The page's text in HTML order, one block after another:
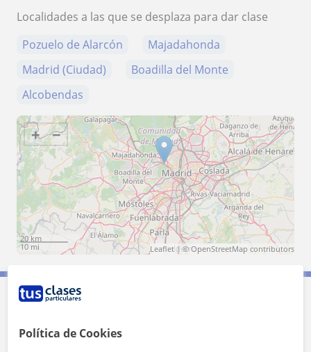
Localidades a las que se desplaza para dar clase
Pozuelo de Alarcón
Majadahonda
Madrid (Ciudad)
Boadilla del Monte
Alcobendas
+ −
20 km
10 mi
Leaflet | ©OpenStreetMap contributors
Política de Cookies